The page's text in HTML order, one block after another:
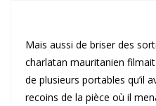
Mais aussi de briser des
charlatan mauritanien
de plusieurs portables qu’il
recoins de la pièce où il